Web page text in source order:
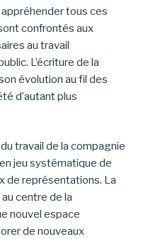
appréhender tous ces
confrontés aux
au travail
L’écriture de la
évolution au fil des
d’autant plus
travail de la compagnie
jeu systématique de
de représentations. La
centre de la
nouvel espace
de nouveaux